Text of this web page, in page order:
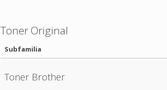
Toner Original
Subfamilia
Toner Brother